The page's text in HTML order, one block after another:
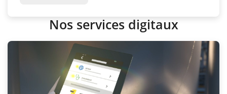
Nos services digitaux